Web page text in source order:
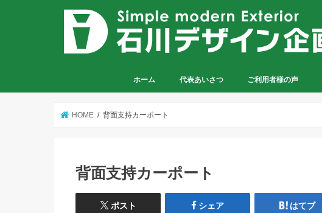
ホーム 代表あいさつ ご利用者様の声
HOME 背面支持カーポート
背面支持カーポート
ポスト シェア はてブ